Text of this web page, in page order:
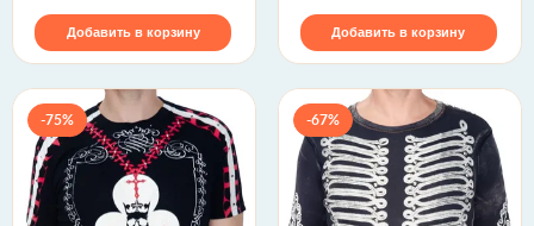
Добавить в корзину Добавить в корзину
-75% -67%